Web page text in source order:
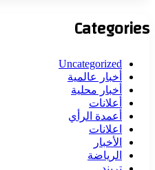
Categories
Uncategorized
أخبار عالمية
أخبار محلية
أعلانات
أعمدة الرأي
اعلانات
الأخبار
الرياضة